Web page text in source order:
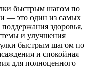
быстрым шагом по
— это один из самых
здоровья,
и улучшения
быстрым шагом по
и спокойная
для полноценного